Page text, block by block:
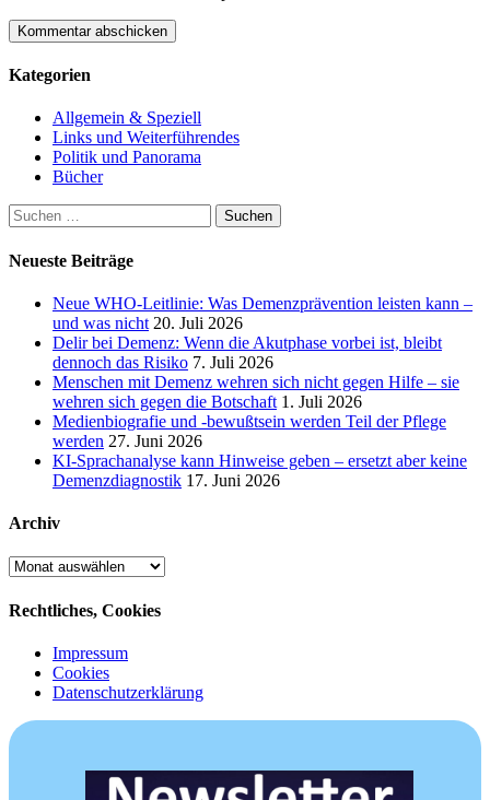
Kategorien
Allgemein & Speziell
Links und Weiterführendes
Politik und Panorama
Bücher
Suchen
nach:
Neueste Beiträge
Neue WHO-Leitlinie: Was Demenzprävention leisten kann –
und was nicht 20. Juli 2026
Delir bei Demenz: Wenn die Akutphase vorbei ist, bleibt
dennoch das Risiko 7. Juli 2026
Menschen mit Demenz wehren sich nicht gegen Hilfe – sie
wehren sich gegen die Botschaft 1. Juli 2026
Medienbiografie und -bewußtsein werden Teil der Pflege
werden 27. Juni 2026
KI-Sprachanalyse kann Hinweise geben – ersetzt aber keine
Demenzdiagnostik 17. Juni 2026
Archiv
Archiv
Rechtliches, Cookies
Impressum
Cookies
Datenschutzerklärung